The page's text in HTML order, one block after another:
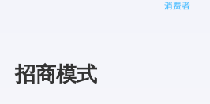
招商模式